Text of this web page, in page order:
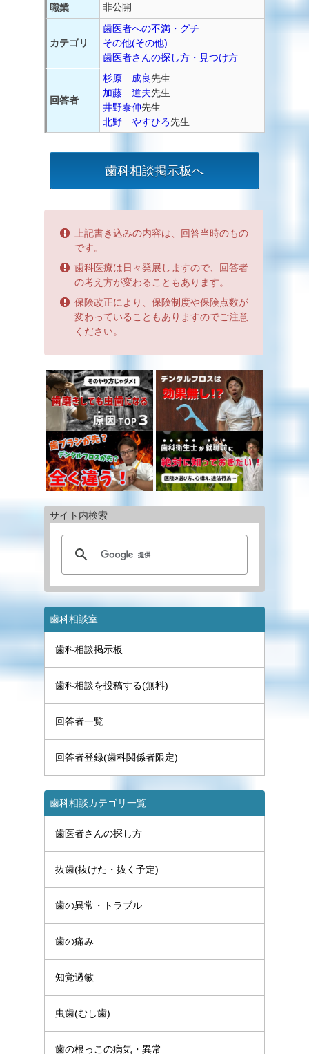
職業
非公開
カテゴリ
歯医者への不満・グチ
その他(その他)
歯医者さんの探し方・見つけ方
回答者
杉原 成良先生
加藤 道夫先生
井野泰伸先生
北野 やすひろ先生
歯科相談掲示板へ
上記書き込みの内容は、回答当時のもの
です。
歯科医療は日々発展しますので、回答者
の考え方が変わることもあります。
保険改正により、保険制度や保険点数が
変わっていることもありますのでご注意
ください。
サイト内検索
歯科相談室
歯科相談掲示板
歯科相談を投稿する(無料)
回答者一覧
回答者登録(歯科関係者限定)
歯科相談カテゴリ一覧
歯医者さんの探し方
抜歯(抜けた・抜く予定)
歯の異常・トラブル
歯の痛み
知覚過敏
虫歯(むし歯)
歯の根っこの病気・異常